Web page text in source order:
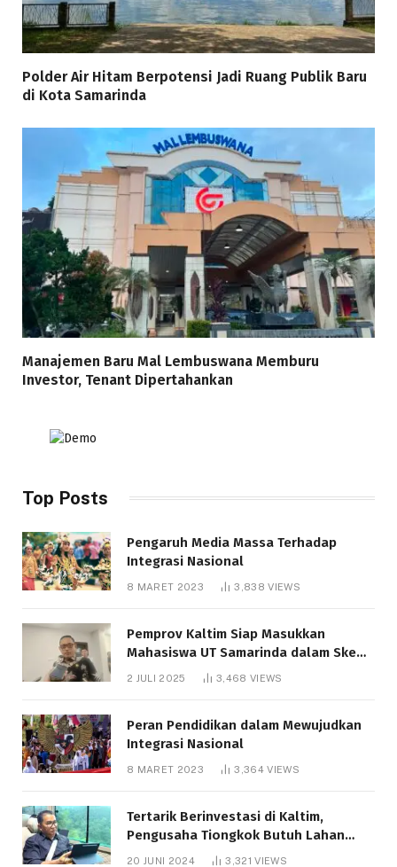
Polder Air Hitam Berpotensi Jadi Ruang Publik Baru
di Kota Samarinda
Manajemen Baru Mal Lembuswana Memburu
Investor, Tenant Dipertahankan
Top Posts
Pengaruh Media Massa Terhadap
Integrasi Nasional
8 MARET 2023 3,838VIEWS
Pemprov Kaltim Siap Masukkan
Mahasiswa UT Samarinda dalam Skema
Bantuan Pendidikan Gratispol
2 JULI 2025 3,468 VIEWS
Peran Pendidikan dalam Mewujudkan
Integrasi Nasional
8 MARET 2023 3,364VIEWS
Tertarik Berinvestasi di Kaltim,
Pengusaha Tiongkok Butuh Lahan
1.000 Hektare
20 JUNI 2024 3,321VIEWS